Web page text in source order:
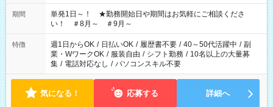
ださい！
期間
単発1日～！ ★勤務開始日や期間はお気軽にご相談くださ
い！ ＃8月～ ＃9月～
特徴 週1日からOK / 日払いOK / 履歴書不要 / 40～50代活躍中 / 副
業・WワークOK / 服装自由 / シフト勤務 / 10名以上の大量募
集 / 電話対応なし / パソコンスキル不要
気になる！ 応募する 詳細へ